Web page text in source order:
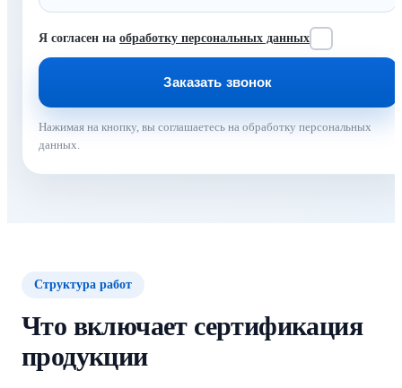
Я согласен на обработку персональных данных
Нажимая на кнопку, вы соглашаетесь на обработку персональных
данных.
Структура работ
Что включает сертификация
продукции